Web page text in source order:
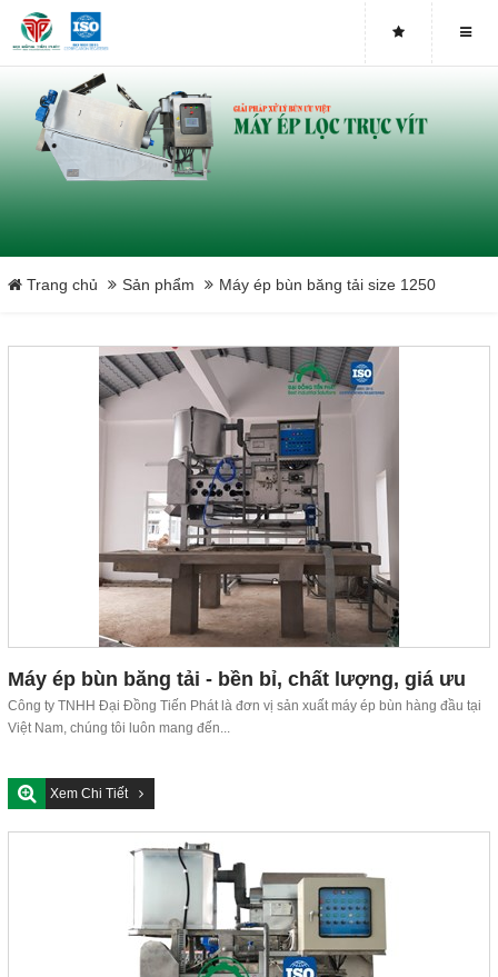
Close
Trang chủ Sản phẩm Máy ép bùn băng tải size 1250
Máy ép bùn băng tải - bền bỉ, chất lượng, giá ưu
đãi
Công ty TNHH Đại Đồng Tiến Phát là đơn vị sản xuất máy ép bùn hàng đầu tại
Việt Nam, chúng tôi luôn mang đến...
Xem Chi Tiết